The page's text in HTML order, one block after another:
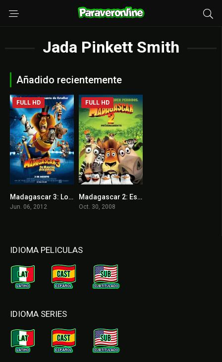
Jada Pinkett Smith
Añadido recientemente
6.8
FULL HD
Madagascar 3: Los Fugitivos
Jun. 06, 2012
6.6
FULL HD
Madagascar 2: Escape de África
Oct. 30, 2008
IDIOMA PELICULAS
IDIOMA SERIES